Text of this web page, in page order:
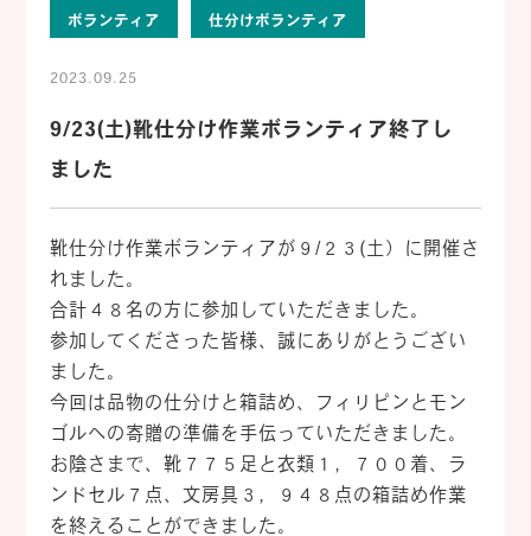
ボランティア 仕分けボランティア
2023.09.25
9/23(土)靴仕分け作業ボランティア終了し
ました
靴仕分け作業ボランティアが９/２３(土）に開催さ
れました。
合計４８名の方に参加していただきました。
参加してくださった皆様、誠にありがとうござい
ました。
今回は品物の仕分けと箱詰め、フィリピンとモン
ゴルへの寄贈の準備を手伝っていただきました。
お陰さまで、靴７７５足と衣類１，７００着、ラ
ンドセル７点、文房具３，９４８点の箱詰め作業
を終えることができました。